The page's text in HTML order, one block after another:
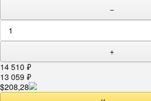
−
+
14 510 ₽
13 059 ₽
$208,28